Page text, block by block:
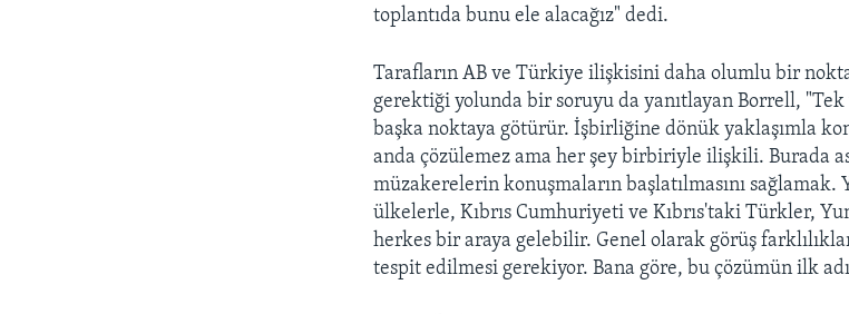
toplantıda bunu ele alacağız" dedi.
Tarafların AB ve Türkiye ilişkisini daha olumlu bir
gerektiği yolunda bir soruyu da yanıtlayan Borrell,
başka noktaya götürür. İşbirliğine dönük yaklaşımla
anda çözülemez ama her şey birbiriyle ilişkili. Burada
müzakerelerin konuşmaların başlatılmasını
ülkelerle, Kıbrıs Cumhuriyeti ve Kıbrıs'taki Türkler,
herkes bir araya gelebilir. Genel olarak görüş
tespit edilmesi gerekiyor. Bana göre, bu çözümün ilk